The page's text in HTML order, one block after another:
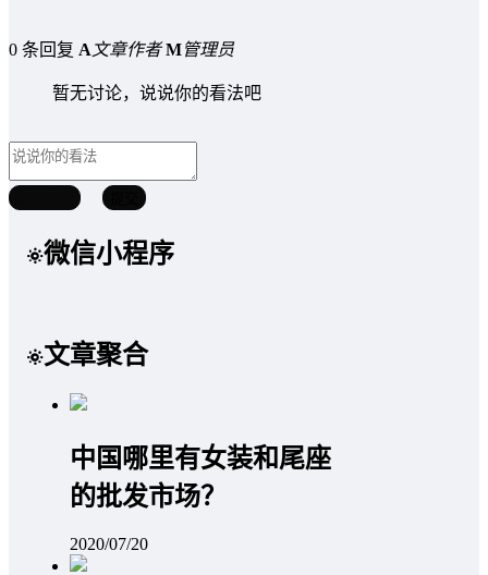
0 条回复 A文章作者 M管理员
暂无讨论，说说你的看法吧
微信小程序
文章聚合
中国哪里有女装和尾座
的批发市场？
2020/07/20